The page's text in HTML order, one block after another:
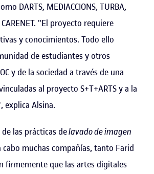
DARTS, MEDIACCIONS, TURBA,
CARENET. "El proyecto requiere
y conocimientos. Todo ello
de estudiantes y otros
y de la sociedad a través de una
al proyecto S+T+ARTS y a la
explica Alsina.
las prácticas delavado de imagen
cabo muchas compañías, tanto Farid
firmemente que las artes digitales